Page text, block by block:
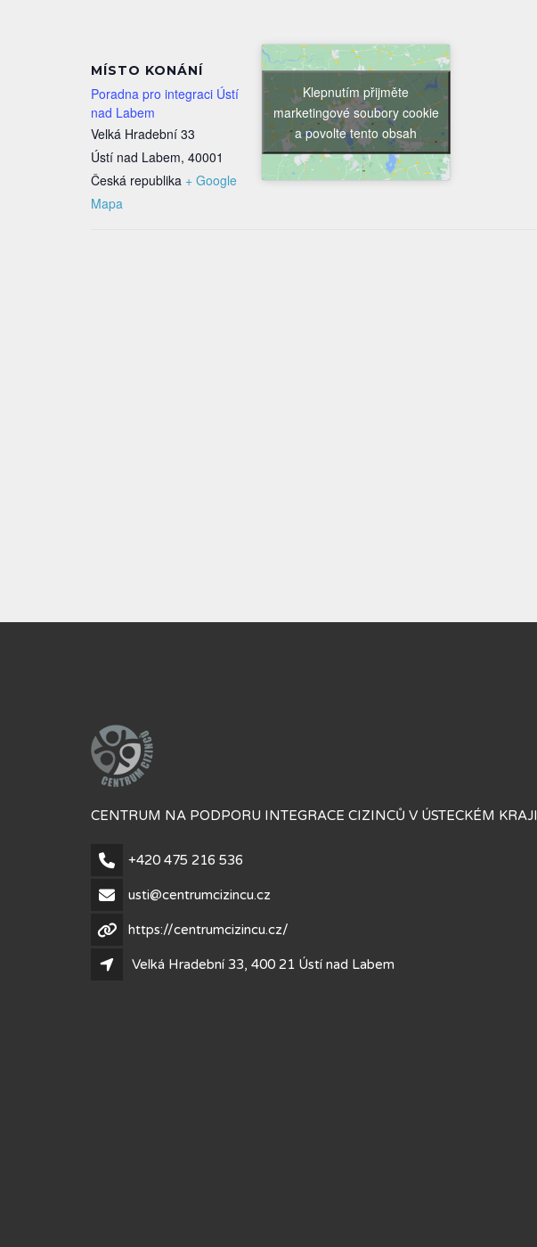
MÍSTO KONÁNÍ
Poradna pro integraci Ústí
nad Labem
Velká Hradební 33
Ústí nad Labem, 40001
Česká republika + Google
Mapa
Klepnutím přijměte
marketingové soubory cookie
a povolte tento obsah
CENTRUM NA PODPORU INTEGRACE CIZINCŮ V ÚSTECKÉM KRAJI
+420 475 216 536
usti@centrumcizincu.cz
https://centrumcizincu.cz/
Velká Hradební 33, 400 21 Ústí nad Labem